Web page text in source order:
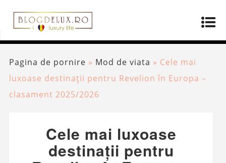
Pagina de pornire » Mod de viata » Cele mai
luxoase destinații pentru Revelion în Europa –
clasament 2025/2026
Cele mai luxoase
destinații pentru